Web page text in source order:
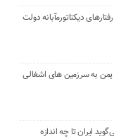
دیکتاتورمآبانه دولت
یمن به سرزمین های اشغالی
ایران تا چه اندازه